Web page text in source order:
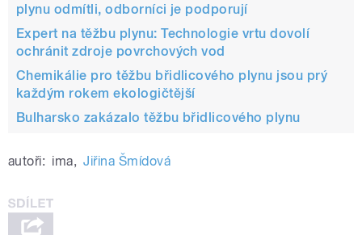
plynu odmítli, odborníci je podporují
Expert na těžbu plynu: Technologie vrtu dovolí
ochránit zdroje povrchových vod
Chemikálie pro těžbu břidlicového plynu jsou prý
každým rokem ekologičtější
Bulharsko zakázalo těžbu břidlicového plynu
autoři: ima, Jiřina Šmídová